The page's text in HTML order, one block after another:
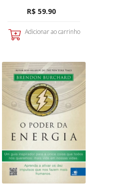
R$ 59.90
Adicionar ao carrinho